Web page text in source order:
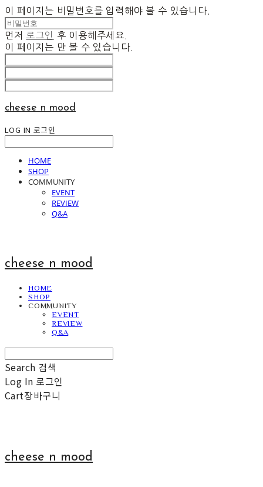
이 페이지는 비밀번호를 입력해야 볼 수 있습니다.
먼저 로그인
후 이용해주세요.
이 페이지는 만 볼 수 있습니다.
cheese n mood
LOG IN 로그인
HOME
SHOP
COMMUNITY
EVENT
REVIEW
Q&A
cheese n mood
HOME
SHOP
COMMUNITY
EVENT
REVIEW
Q&A
Search 검색
Log In 로그인
Cart장바구니
cheese n mood